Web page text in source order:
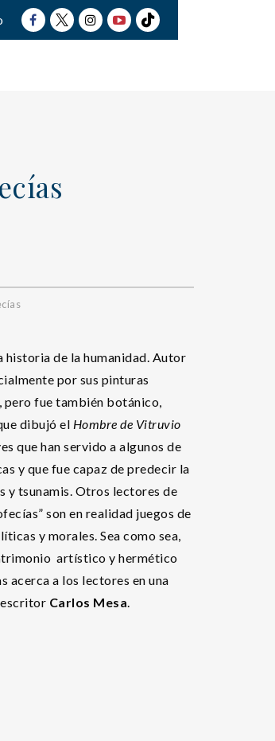
historia de la humanidad. Autor
por sus pinturas
pero fue también botánico,
dibujó el Hombre de Vitruvio
que han servido a algunos de
y que fue capaz de predecir la
y tsunamis. Otros lectores de
son en realidad juegos de
y morales. Sea como sea,
artístico y hermético
acerca a los lectores en una
Carlos Mesa.